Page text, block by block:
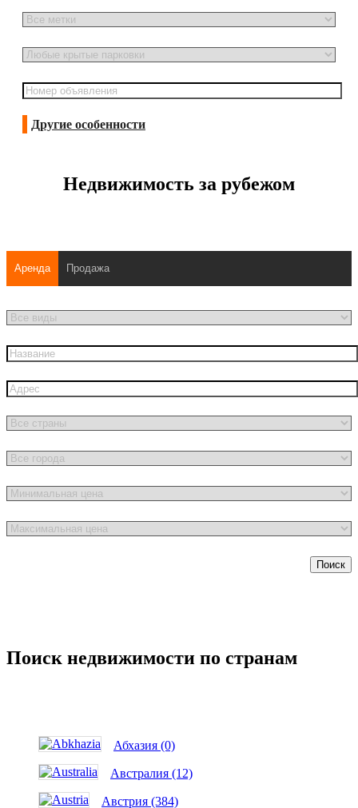
Другие особенности
Недвижимость за рубежом
Аренда Продажа
Поиск
Поиск недвижимости по странам
Абхазия (0)
Австралия (12)
Австрия (384)